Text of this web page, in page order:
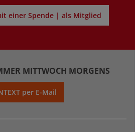
einer Spende | als Mitglied
MITTWOCH MORGENS
per E-Mail